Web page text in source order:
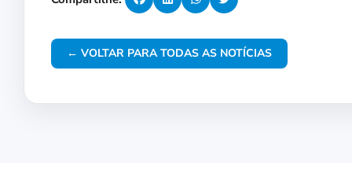
← VOLTAR PARA TODAS AS NOTÍCIAS